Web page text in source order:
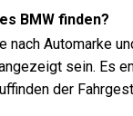
BMW finden?
Automarke
sein. Es
der